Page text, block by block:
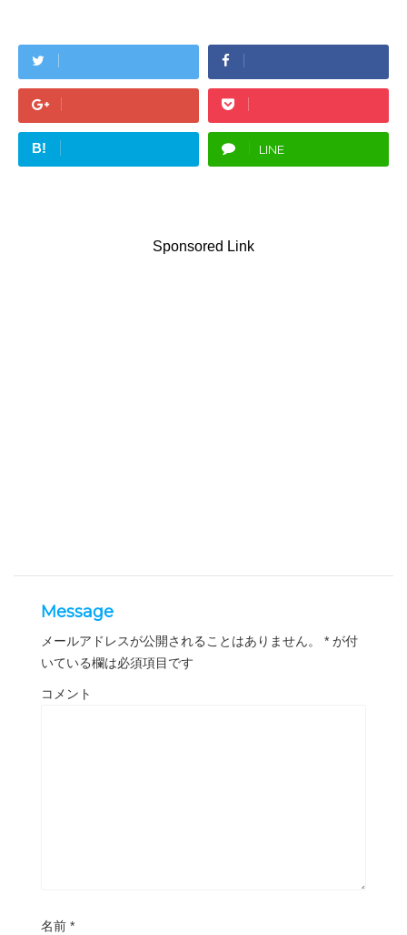
B! LINE
Sponsored Link
Message
メールアドレスが公開されることはありません。 * が付
いている欄は必須項目です
コメント
名前 *